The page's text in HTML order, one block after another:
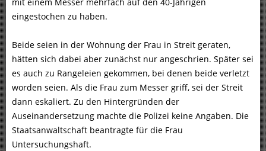
eingestochen zu haben.
Beide seien in der Wohnung der Frau in Streit geraten,
hätten sich dabei aber zunächst nur angeschrien. Später sei
es auch zu Rangeleien gekommen, bei denen beide verletzt
worden seien. Als die Frau zum Messer griff, sei der Streit
dann eskaliert. Zu den Hintergründen der
Auseinandersetzung machte die Polizei keine Angaben. Die
Staatsanwaltschaft beantragte für die Frau
Untersuchungshaft.